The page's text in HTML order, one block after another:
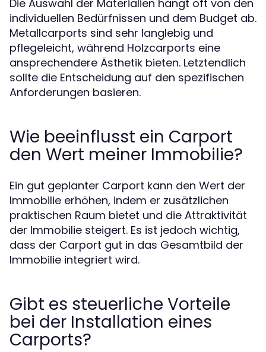
Die Auswahl der Materialien hängt oft von den
individuellen Bedürfnissen und dem Budget ab.
Metallcarports sind sehr langlebig und
pflegeleicht, während Holzcarports eine
ansprechendere Ästhetik bieten. Letztendlich
sollte die Entscheidung auf den spezifischen
Anforderungen basieren.
Wie beeinflusst ein Carport
den Wert meiner Immobilie?
Ein gut geplanter Carport kann den Wert der
Immobilie erhöhen, indem er zusätzlichen
praktischen Raum bietet und die Attraktivität
der Immobilie steigert. Es ist jedoch wichtig,
dass der Carport gut in das Gesamtbild der
Immobilie integriert wird.
Gibt es steuerliche Vorteile
bei der Installation eines
Carports?